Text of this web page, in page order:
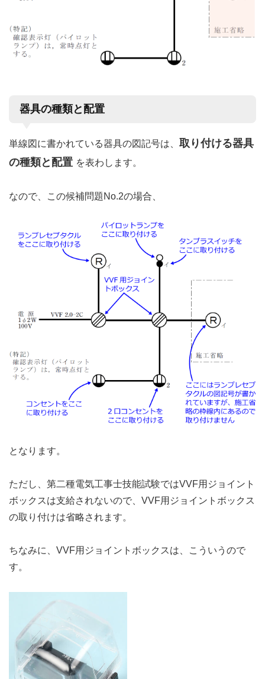
器具の種類と配置
単線図に書かれている器具の図記号は、 取り付ける器具
の種類と配置 を表わします。
なので、この候補問題No.2の場合、
となります。
ただし、第二種電気工事士技能試験ではVVF用ジョイント
ボックスは支給されないので、VVF用ジョイントボックス
の取り付けは省略されます。
ちなみに、VVF用ジョイントボックスは、こういうので
す。